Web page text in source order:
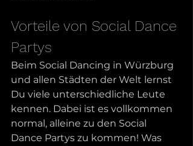
Vorteile von Social Dance
Partys
Beim Social Dancing in Würzburg
und allen Städten der Welt lernst
Du viele unterschiedliche Leute
kennen. Dabei ist es vollkommen
normal, alleine zu den Social
Dance Partys zu kommen! Was